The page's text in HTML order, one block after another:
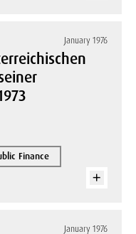
January 1976
Finance
January 1976